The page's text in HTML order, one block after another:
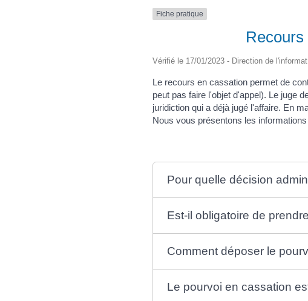
Fiche pratique
Vérifié le 17/01/2023 - Direction de
Le recours en cassation permet de
peut pas faire l'objet d'appel). Le juge
juridiction qui a déjà jugé l'affaire. En
Nous vous présentons les
Pour quelle décision
Est-il obligatoire de
Comment déposer le
Le pourvoi en cassation